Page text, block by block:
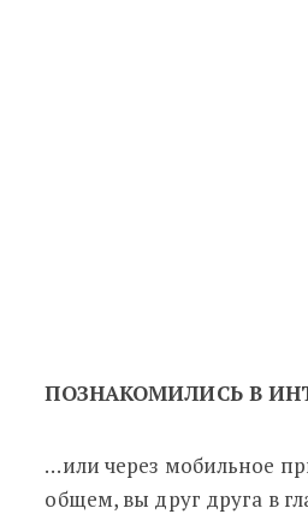
ПОЗНАКОМИЛИСЬ В
…или через мобильное
общем, вы друг друга в